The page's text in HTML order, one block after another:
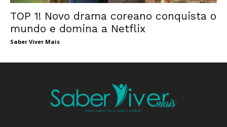
TOP 1! Novo drama coreano conquista o
mundo e domina a Netflix
Saber Viver Mais